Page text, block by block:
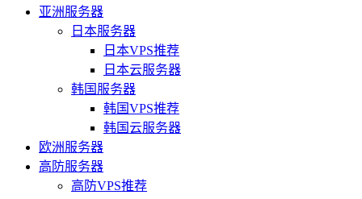
亚洲服务器
日本服务器
日本VPS推荐
日本云服务器
韩国服务器
韩国VPS推荐
韩国云服务器
欧洲服务器
高防服务器
高防VPS推荐